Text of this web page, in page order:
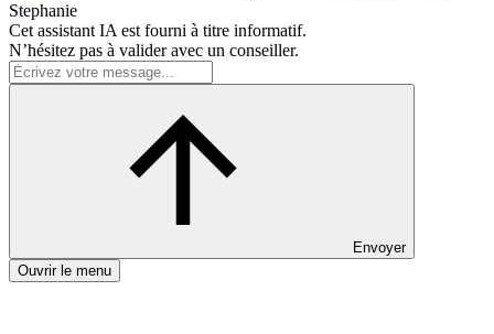
Stephanie
Cet assistant IA est fourni à titre informatif.
N’hésitez pas à valider avec un conseiller.
Envoyer
Ouvrir le menu